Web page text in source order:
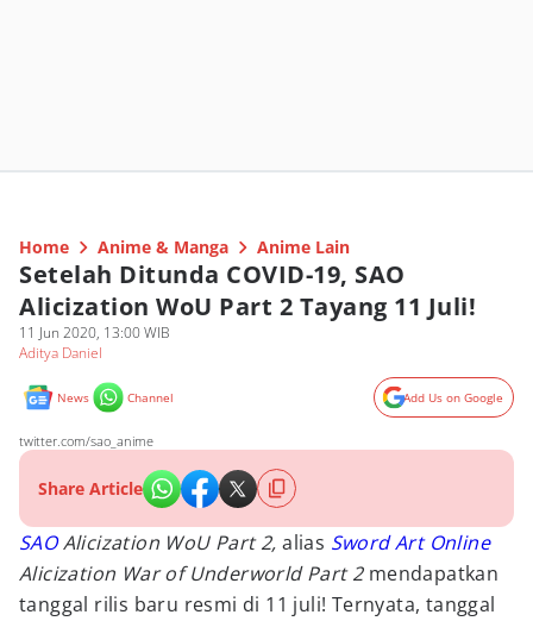
Home Anime & Manga Anime Lain
Setelah Ditunda COVID-19, SAO
Alicization WoU Part 2 Tayang 11 Juli!
11 Jun 2020, 13:00 WIB
Aditya Daniel
News Channel Add Us on Google
twitter.com/sao_anime
Share Article
SAOAlicization WoU Part 2,alias Sword Art Online
Alicization War of Underworld Part 2 mendapatkan
tanggal rilis baru resmi di 11 juli! Ternyata, tanggal